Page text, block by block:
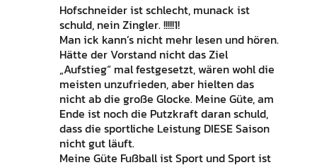
Hofschneider ist schlecht, munack ist
schuld, nein Zingler. !!!!!1!
Man ick kann’s nicht mehr lesen und hören.
Hätte der Vorstand nicht das Ziel
„Aufstieg“ mal festgesetzt, wären wohl die
meisten unzufrieden, aber hielten das
nicht ab die große Glocke. Meine Güte, am
Ende ist noch die Putzkraft daran schuld,
dass die sportliche Leistung DIESE Saison
nicht gut läuft.
Meine Güte Fußball ist Sport und Sport ist